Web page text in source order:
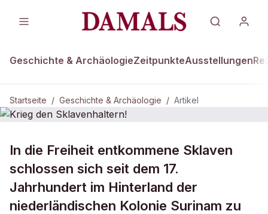
Geschichte & ArchäologieZeitpunkteAusstellungen
Startseite / Geschichte & Archäologie / Artikel
DAMALS PlusGESCHICHTE & ARCHÄOLOGIE
Krieg den Sklavenhaltern!
In die Freiheit entkommene Sklaven
schlossen sich seit dem 17.
Jahrhundert im Hinterland der
niederländischen Kolonie Surinam zu